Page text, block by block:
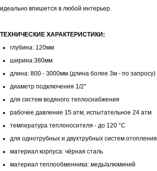
идеально впишется в любой интерьер.
ТЕХНИЧЕСКИЕ ХАРАКТЕРИСТИКИ:
глубина: 120мм
ширина:380мм
длина: 800 - 3000мм (длина более 3м - по запросу)
диаметр подключения 1/2''
для систем водяного теплоснабжения
рабочее давление 15 атм, испытательное 24 атм
температура теплоносителя - до 120 °С
для однотрубных и двухтрубных систем отопления
материал корпуса: чёрная сталь
материал теплообменника: медь/алюминий